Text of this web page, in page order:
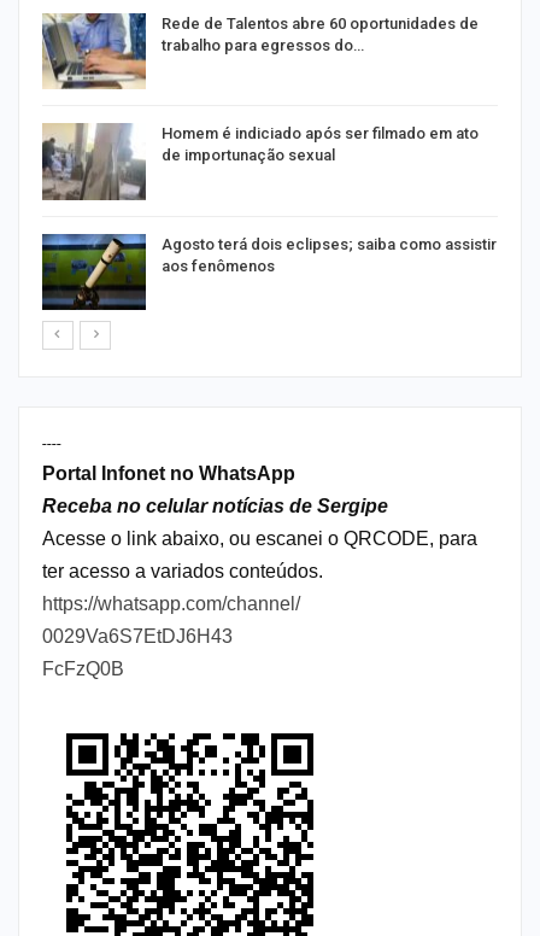
Rede de Talentos abre 60 oportunidades de
trabalho para egressos do…
Homem é indiciado após ser filmado em ato
de importunação sexual
Agosto terá dois eclipses; saiba como assistir
aos fenômenos
----
Portal Infonet no WhatsApp
Receba no celular notícias de Sergipe
Acesse o link abaixo, ou escanei o QRCODE, para
ter acesso a variados conteúdos.
https://whatsapp.com/channel/
0029Va6S7EtDJ6H43
FcFzQ0B